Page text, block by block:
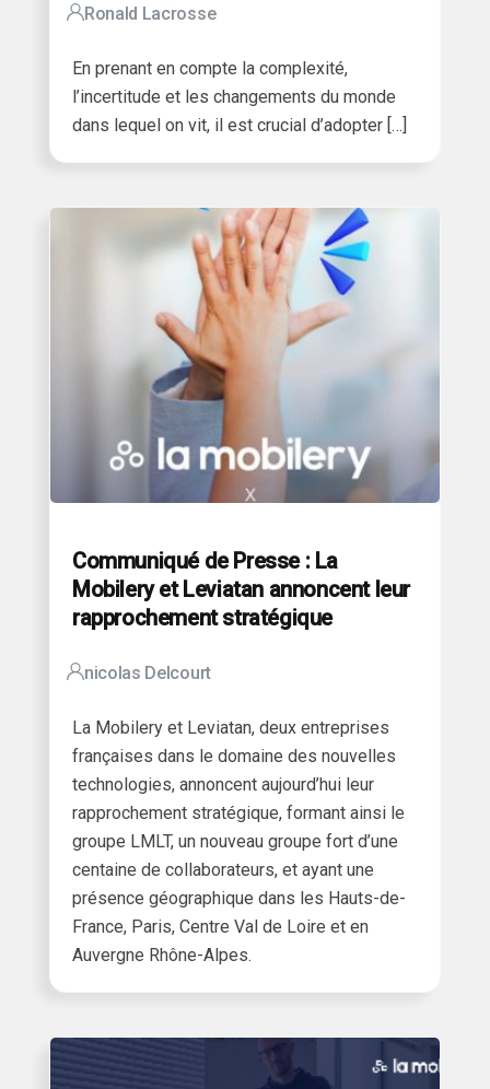
Ronald Lacrosse
En prenant en compte la complexité,
l’incertitude et les changements du monde
dans lequel on vit, il est crucial d’adopter […]
Communiqué de Presse : La
Mobilery et Leviatan annoncent leur
rapprochement stratégique
nicolas Delcourt
La Mobilery et Leviatan, deux entreprises
françaises dans le domaine des nouvelles
technologies, annoncent aujourd’hui leur
rapprochement stratégique, formant ainsi le
groupe LMLT, un nouveau groupe fort d’une
centaine de collaborateurs, et ayant une
présence géographique dans les Hauts-de-
France, Paris, Centre Val de Loire et en
Auvergne Rhône-Alpes.